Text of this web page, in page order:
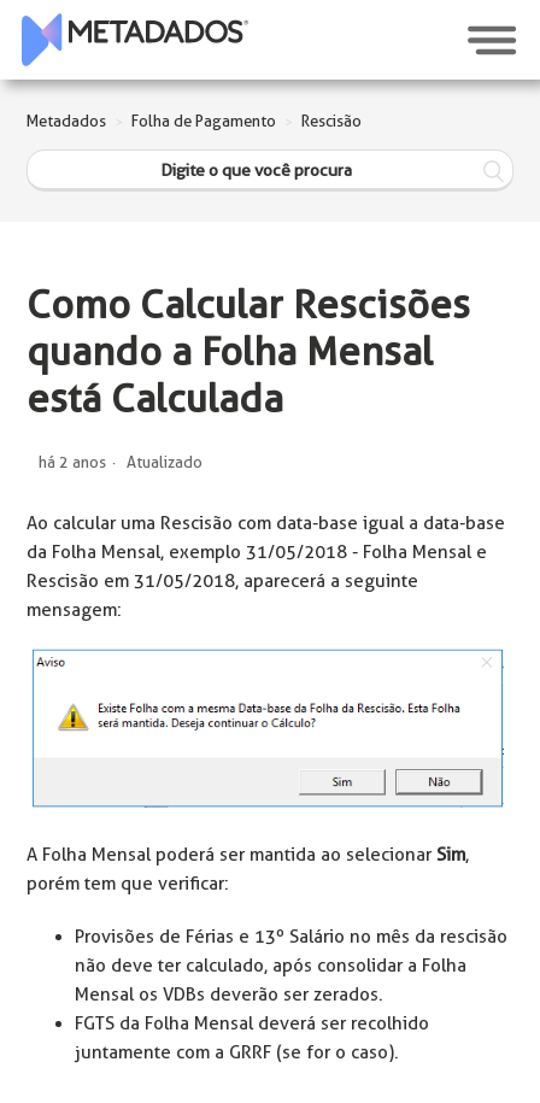
Metadados Folha de Pagamento Rescisão
Como Calcular Rescisões
quando a Folha Mensal
está Calculada
há 2 anos Atualizado
Ao calcular uma Rescisão com data-base igual a data-base
da Folha Mensal, exemplo 31/05/2018 - Folha Mensal e
Rescisão em 31/05/2018, aparecerá a seguinte
mensagem:
A Folha Mensal poderá ser mantida ao selecionarSim,
porém tem que verificar:
Provisões de Férias e 13º Salário no mês da rescisão
não deve ter calculado, após consolidar a Folha
Mensal os VDBs deverão ser zerados.
FGTS da Folha Mensal deverá ser recolhido
juntamente com a GRRF (se for o caso).